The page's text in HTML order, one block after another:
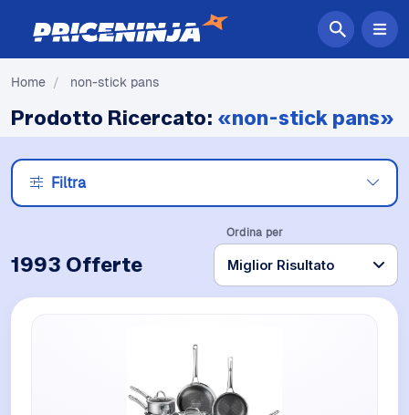
Home / non-stick pans
Prodotto Ricercato: «non-stick pans»
Filtra
1993 Offerte
Ordina per